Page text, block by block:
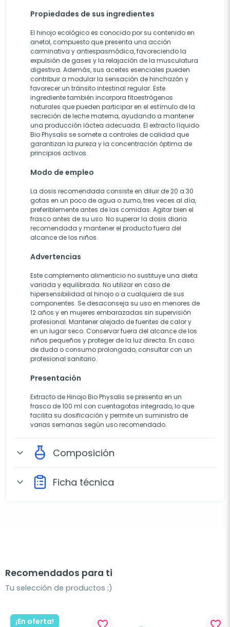
Propiedades de sus ingredientes
El hinojo ecológico es conocido por su contenido en
anetol, compuesto que presenta una acción
carminativa y antiespasmódica, favoreciendo la
expulsión de gases y la relajación de la musculatura
digestiva. Además, sus aceites esenciales pueden
contribuir a modular la sensación de hinchazón y
favorecer un tránsito intestinal regular. Este
ingrediente también incorpora fitoestrógenos
naturales que pueden participar en el estímulo de la
secreción de leche materna, ayudando a mantener
una producción láctea adecuada. El extracto líquido
Bio Physalis se somete a controles de calidad que
garantizan la pureza y la concentración óptima de
principios activos.
Modo de empleo
La dosis recomendada consiste en diluir de 20 a 30
gotas en un poco de agua o zumo, tres veces al día,
preferiblemente antes de las comidas. Agitar bien el
frasco antes de su uso. No superar la dosis diaria
recomendada y mantener el producto fuera del
alcance de los niños.
Advertencias
Este complemento alimenticio no sustituye una dieta
variada y equilibrada. No utilizar en caso de
hipersensibilidad al hinojo o a cualquiera de sus
componentes. Se desaconseja su uso en menores de
12 años y en mujeres embarazadas sin supervisión
profesional. Mantener alejado de fuentes de calor y
en un lugar seco. Conservar fuera del alcance de los
niños pequeños y proteger de la luz directa. En caso
de duda o consumo prolongado, consultar con un
profesional sanitario.
Presentación
Extracto de Hinojo Bio Physalis se presenta en un
frasco de 100 ml con cuentagotas integrado, lo que
facilita su dosificación y permite un suministro de
varias semanas según uso recomendado.
expand_more Composición
expand_more Ficha técnica
Recomendados para ti
Tu selección de productos ;)
¡En oferta!